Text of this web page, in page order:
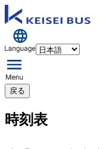
戻る
時刻表